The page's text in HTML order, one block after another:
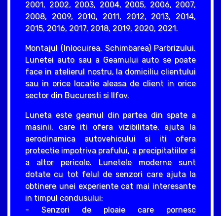
2001, 2002, 2003, 2004, 2005, 2006, 2007,
2008, 2009, 2010, 2011, 2012, 2013, 2014,
2015, 2016, 2017, 2018, 2019, 2020, 2021.
Montajul (Inlocuirea, Schimbarea) Parbrizului,
Lunetei auto sau a Geamului auto se poate
face in atelierul nostru, la domiciliu clientului
sau in orice locatie aleasa de client in orice
sector din Bucuresti si Ilfov.
Luneta este geamul din partea din spate a
masinii, care iti ofera vizibilitate, ajuta la
aerodinamica autovehicului si iti ofera
protectie impotriva prafului, a precipitatiilor si
a altor pericole. Lunetele moderne sunt
dotate cu tot felul de senzori care ajuta la
obtinere unei experiente cat mai interesante
in timpul condusului:
- Senzori de ploaie care pornesc